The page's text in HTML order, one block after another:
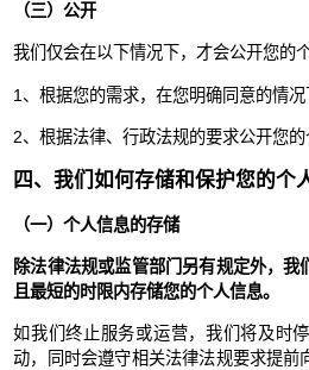
（三）公开
我们仅会在以下情况下，才会公开您的
1、根据您的需求，在您明确同意的情况
2、根据法律、行政法规的要求公开您的
四、我们如何存储和保护您的个
（一）个人信息的存储
除法律法规或监管部门另有规定外，我
且最短的时限内存储您的个人信息。
如我们终止服务或运营，我们将及时
动，同时会遵守相关法律法规要求提前